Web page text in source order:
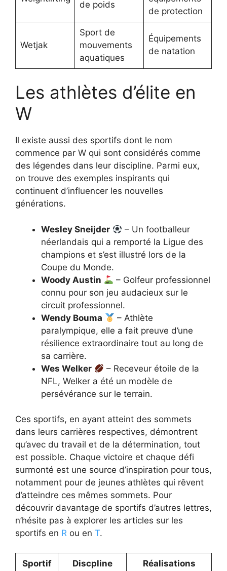
de poids
de protection
Wetjak
Sport de
mouvements
aquatiques
Équipements
de natation
Les athlètes d’élite en
W
Il existe aussi des sportifs dont le nom
commence par W qui sont considérés comme
des légendes dans leur discipline. Parmi eux,
on trouve des exemples inspirants qui
continuent d’influencer les nouvelles
générations.
Wesley Sneijder
– Un footballeur
néerlandais qui a remporté la Ligue des
champions et s’est illustré lors de la
Coupe du Monde.
Woody Austin
– Golfeur professionnel
connu pour son jeu audacieux sur le
circuit professionnel.
Wendy Bouma
– Athlète
paralympique, elle a fait preuve d’une
résilience extraordinaire tout au long de
sa carrière.
Wes Welker
– Receveur étoile de la
NFL, Welker a été un modèle de
persévérance sur le terrain.
Ces sportifs, en ayant atteint des sommets
dans leurs carrières respectives, démontrent
qu’avec du travail et de la détermination, tout
est possible. Chaque victoire et chaque défi
surmonté est une source d’inspiration pour tous,
notamment pour de jeunes athlètes qui rêvent
d’atteindre ces mêmes sommets. Pour
découvrir davantage de sportifs d’autres lettres,
n’hésite pas à explorer les articles sur les
sportifs en R ou en T.
Sportif Discpline Réalisations